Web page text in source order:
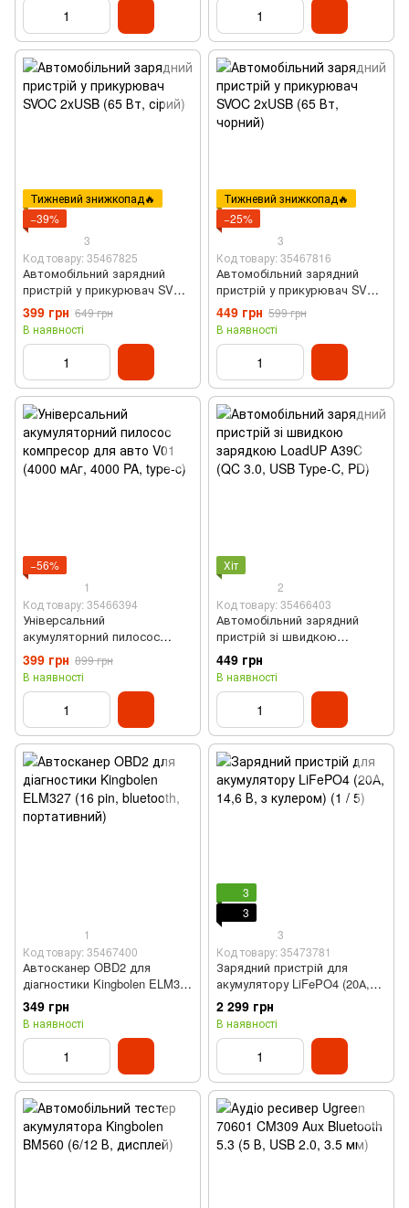
Тижневий знижкопад🔥
−39%
3
Код товару: 35467825
Автомобільний зарядний
пристрій у прикурювач SVOC
2xUSB (65 Вт, сірий)
399 грн 649 грн
В наявності
Тижневий знижкопад🔥
−25%
3
Код товару: 35467816
Автомобільний зарядний
пристрій у прикурювач SVOC
2xUSB (65 Вт, чорний)
449 грн 599 грн
В наявності
−56%
1
Код товару: 35466394
Універсальний
акумуляторний пилосос
компресор для авто V01
(4000 мАг, 4000 PA, type-c)
399 грн 899 грн
В наявності
Хіт
2
Код товару: 35466403
Автомобільний зарядний
пристрій зі швидкою
зарядкою LoadUP A39C (QC
3.0, USB Type-C, PD)
449 грн
В наявності
1
Код товару: 35467400
Автосканер OBD2 для
діагностики Kingbolen ELM327
(16 pin, bluetooth,
портативний)
349 грн
В наявності
3
3
3
Код товару: 35473781
Зарядний пристрій для
акумулятору LiFePO4 (20А,
14,6 В, з кулером)
2 299 грн
В наявності